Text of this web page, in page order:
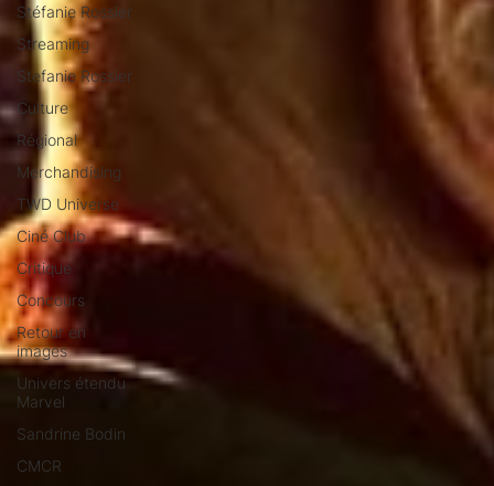
Stéfanie Rossier
Streaming
Stefanie Rossier
Culture
Régional
Merchandising
TWD Universe
Ciné Club
Critique
Concours
Retour en
images
Univers étendu
Marvel
Sandrine Bodin
CMCR